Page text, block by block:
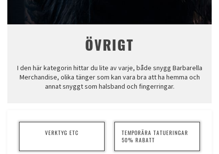
ÖVRIGT
I den här kategorin hittar du lite av varje, både snygg Barbarella
Merchandise, olika tänger som kan vara bra att ha hemma och
annat snyggt som halsband och fingerringar.
VERKTYG ETC
TEMPORÄRA TATUERINGAR
50% RABATT